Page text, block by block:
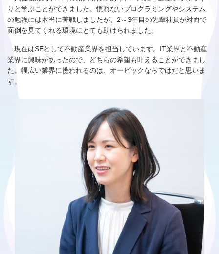
りと学ぶことができました。慣れないプログラミングやシステム
の勉強には本当に苦戦しましたが、2～3年目の先輩社員が対面で
面倒を見てくれる環境にとても助けられました。
現在はSEとして不動産業界を担当しています。IT業界と不動産
業界に興味があったので、どちらの希望も叶えることができまし
た。幅広い業界に携われるのは、オービックならではだと思いま
す。